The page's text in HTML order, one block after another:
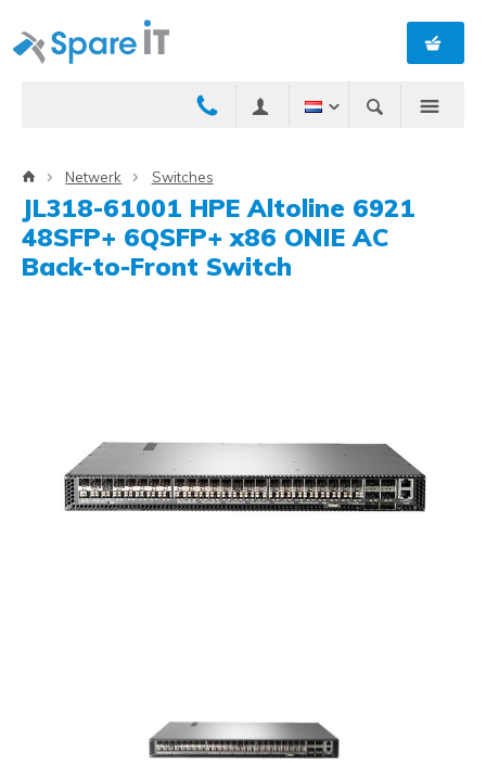
Netwerk Switches
JL318-61001 HPE Altoline 6921
48SFP+ 6QSFP+ x86 ONIE AC
Back-to-Front Switch